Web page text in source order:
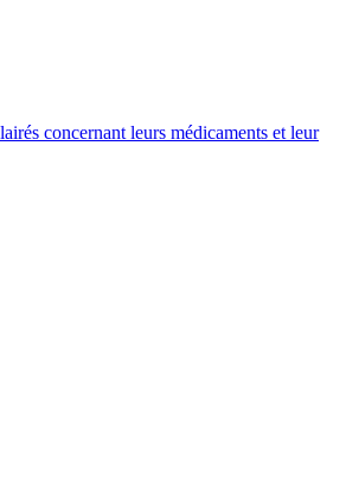
concernant leurs médicaments et leur